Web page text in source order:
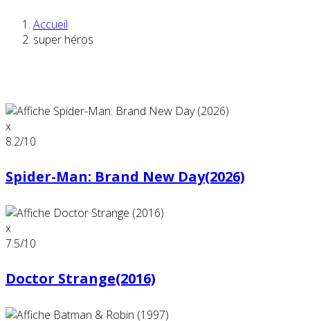
Accueil
super héros
x
8.2/10
Spider-Man: Brand New Day(2026)
x
7.5/10
Doctor Strange(2016)